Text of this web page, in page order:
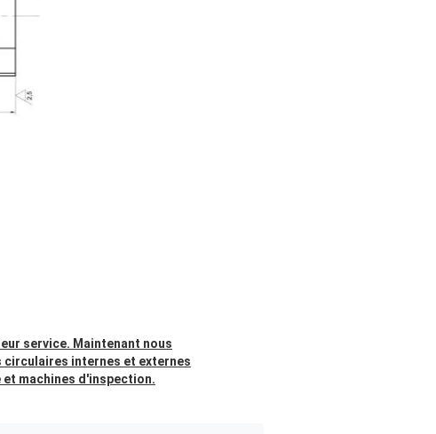
service. Maintenant nous
circulaires internes et externes
machines d'inspection.